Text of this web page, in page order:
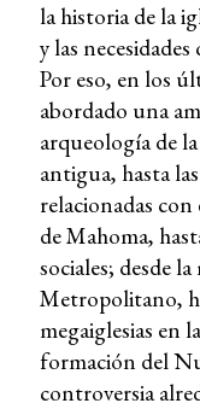
la historia de la
y las
Por eso, en los
abordado una
arqueología de
antigua, hasta
relacionadas
de Mahoma,
sociales; desde
Metropolitano,
megaiglesias en
formación del
controversia